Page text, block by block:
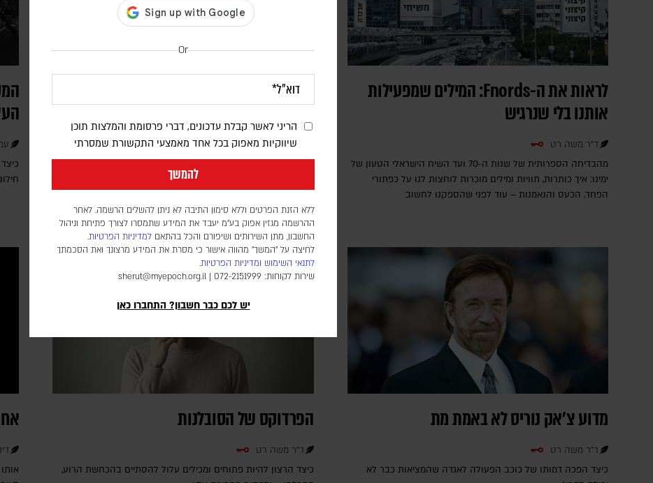
Or
הריני לאשר קבלת עדכונים, דברי פרסומת והמלצות תוכן
שיווקיות מאפוק בכל אחד מאמצעי התקשורת שמסרתי
להמשך
ללא הזנת הפרטים וללא סימון התיבה לא ניתן להשלים הרשמה. לאחר
ההרשמה מגזין אפוק בע״מ יעבד את המידע שתמסרו לצורך פתיחת וניהול
החשבון, מתן השירותים ושיפורם והכל בהתאם למדיניות הפרטיות.
לחיצה על "המשך" מהווה אישור כי מסרת את המידע מרצונך ואת הסכמתך
לתנאי השימוש ומדיניות הפרטיות.
שירות לקוחות: 072-2151999 |
sherut@myepoch.org.il
יש לכם כבר חשבון? התחברו כאן
לראות את ה-Fnords: המילים שמפעילות
אותנו בלי שנרגיש
ד"ר משה רט
מהבדיחה הספרותית של שנות ה-70 ועד השיח הישראלי הטעון של
ימינו: איך כותרות, תוויות ומילים מוכרות לוחצות לנו על כפתורי
הפחד, הכעס והנאמנות – עוד לפני שהספקנו לחשוב
האסטרטגיה שמסתתרת מאחורי הכישלון
ד"ר משה רט
בין טראמפ לאיראן, בין פאביוס מקסימוס לרבי מנשה בן ישראל:
לפעמים רק מבט אסטרטגי מגלה שמה שנראה כרגע כנסיגה או
החמצה הוא חלק ממהלך גדול בהרבה
מדוע צ'אק נוריס לא באמת מת
ד"ר משה רט
כיצד הפכה דמותו של כוכב הפעולה לאגדה שהמציאות כבר לא
הפרדוקס של הסובלנות
ד"ר משה רט
כיצד הרצון להיות פתוחים ומכילים עלול להסתיים בהכחשת הרוע,